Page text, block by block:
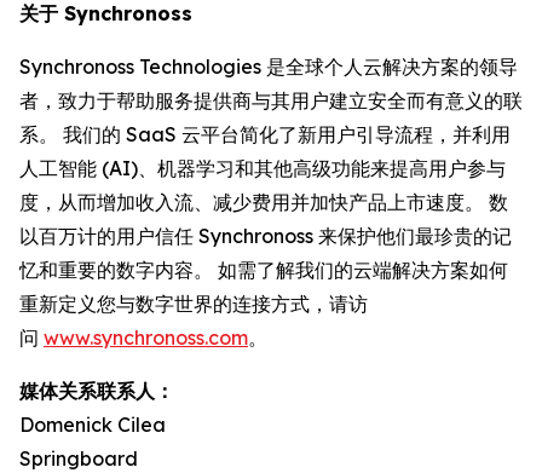
关于 Synchronoss
Synchronoss Technologies 是全球个人云解决方案的领导
者，致力于帮助服务提供商与其用户建立安全而有意义的联
系。 我们的 SaaS 云平台简化了新用户引导流程，并利用
人工智能 (AI)、机器学习和其他高级功能来提高用户参与
度，从而增加收入流、减少费用并加快产品上市速度。 数
以百万计的用户信任 Synchronoss 来保护他们最珍贵的记
忆和重要的数字内容。 如需了解我们的云端解决方案如何
重新定义您与数字世界的连接方式，请访
问 www.synchronoss.com。
媒体关系联系人：
Domenick Cilea
Springboard